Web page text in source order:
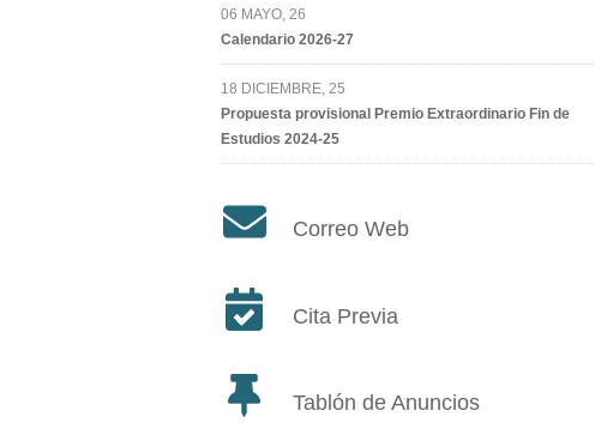
06 MAYO, 26
Calendario 2026-27
18 DICIEMBRE, 25
Propuesta provisional Premio Extraordinario Fin de
Estudios 2024-25
Correo Web
Cita Previa
Tablón de Anuncios